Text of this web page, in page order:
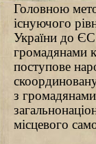
Головною
існуючого
України до ЄС
громадянами
поступове
з
місцевого